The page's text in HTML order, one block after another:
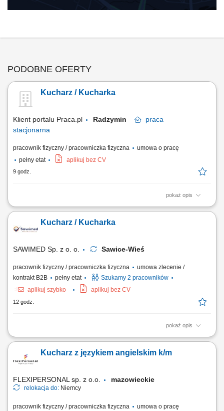
PODOBNE OFERTY
Kucharz / Kucharka
Klient portalu Praca.pl Radzymin
praca
stacjonarna
pracownik fizyczny / pracowniczka fizyczna
umowa o pracę
pełny etat
aplikuj bez CV
9 godz.
pokaż opis
Przygotowywanie i produkcja dań według receptur (dania obiadowe,
posiłków, obsługa oraz bieżące uzupełnianie wydawki; Dbanie o wysoki
standard i jakość serwowanych potraw; Utrzymywanie czystości i
Kucharz / Kucharka
SAWIMED Sp. z o. o. Sawice-Wieś
pracownik fizyczny / pracowniczka fizyczna
umowa zlecenie /
kontrakt B2B
pełny etat
Szukamy 2 pracowników
aplikuj szybko
aplikuj bez CV
12 godz.
pokaż opis
Zadania: Gotowanie smacznych i estetycznych dań według
(HACCP) Współpraca z resztą ekipy kuchennej;
Kucharz z językiem angielskim k/m
FLEXIPERSONAL sp. z o.o. mazowieckie
relokacja do: Niemcy
pracownik fizyczny / pracowniczka fizyczna umowa o pracę